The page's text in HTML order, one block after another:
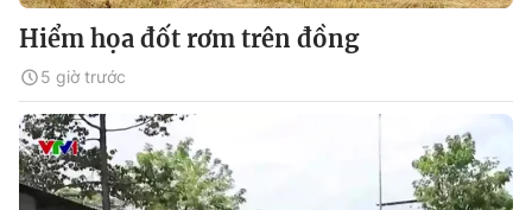
Hiểm họa đốt rơm trên đồng
5 giờ trước